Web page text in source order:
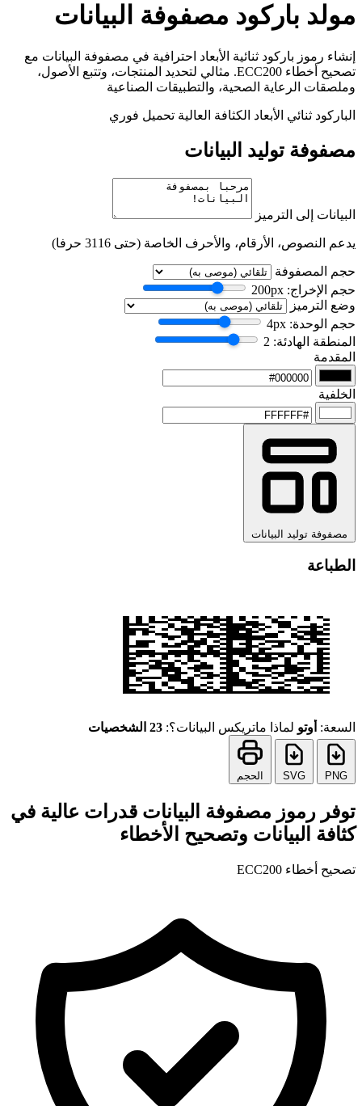
مولد باركود مصفوفة البيانات
إنشاء رموز باركود ثنائية الأبعاد احترافية في مصفوفة البيانات مع
تصحيح أخطاء ECC200. مثالي لتحديد المنتجات، وتتبع الأصول،
وملصقات الرعاية الصحية، والتطبيقات الصناعية
الباركود ثنائي الأبعاد الكثافة العالية تحميل فوري
مصفوفة توليد البيانات
البيانات إلى الترميز
يدعم النصوص، الأرقام، والأحرف الخاصة (حتى 3116 حرفا)
حجم المصفوفة
حجم الإخراج:
200px
وضع الترميز
حجم الوحدة:
4px
المنطقة الهادئة: 2
المقدمة
الخلفية
مصفوفة توليد البيانات
الطباعة
السعة: أوتو لماذا ماتريكس البيانات؟: 23 الشخصيات
PNG
SVG الحجم
توفر رموز مصفوفة البيانات قدرات عالية في
كثافة البيانات وتصحيح الأخطاء
تصحيح أخطاء ECC200